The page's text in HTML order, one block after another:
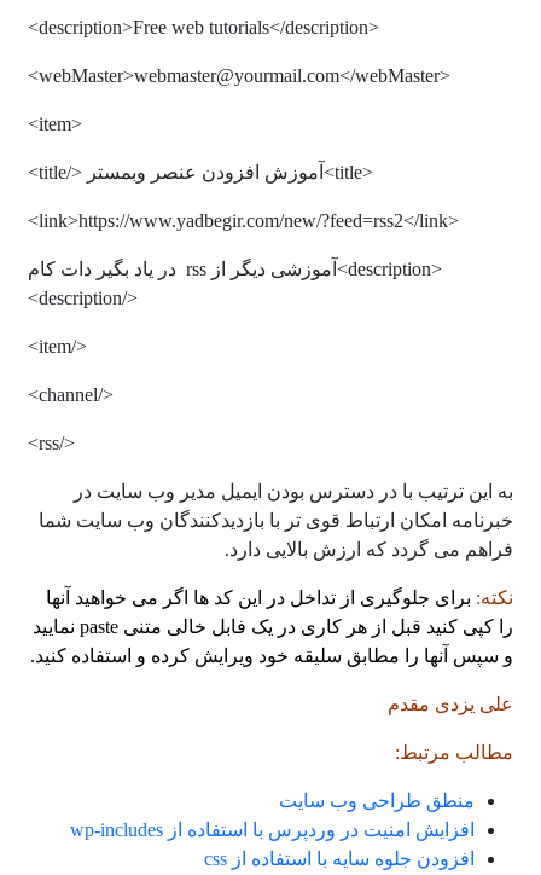
<description>Free web tutorials</description>
<webMaster>webmaster@yourmail.com</webMaster>
<item>
<title>آموزش افزودن عنصر وبمستر </title>
<link>https://www.yadbegir.com/new/?feed=rss2</link>
<description>آموزشی دیگر از rss در یاد بگیر دات کام
</description>
</item>
</channel>
</rss>
به این ترتیب با در دسترس بودن ایمیل مدیر وب سایت در
خبرنامه امکان ارتباط قوی تر با بازدیدکنندگان وب سایت شما
فراهم می گردد که ارزش بالایی دارد.
نکته: برای جلوگیری از تداخل در این کد ها اگر می خواهید آنها
را کپی کنید قبل از هر کاری در یک فابل خالی متنی paste نمایید
و سپس آنها را مطابق سلیقه خود ویرایش کرده و استفاده کنید.
علی یزدی مقدم
مطالب مرتبط:
منطق طراحی وب سایت
افزایش امنیت در وردپرس با استفاده از wp-includes
افزودن جلوه سایه با استفاده از css